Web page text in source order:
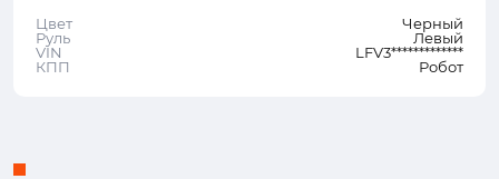
Цвет
Черный
Руль
Левый
VIN
LFV3*************
КПП
Робот